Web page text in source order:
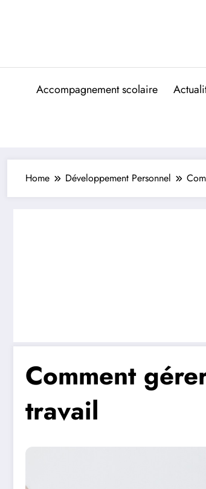
Accompagnement scolaire
Home Développement Personnel
Comment
travail